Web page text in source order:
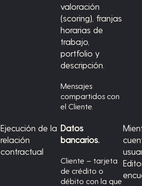
valoración
(scoring), franjas
horarias de
trabajo,
portfolio y
descripción.
Mensajes
compartidos con
el Cliente.
Ejecución de la
relación
contractual
Datos
bancarios.
Cliente – tarjeta
de crédito o
débito con la que